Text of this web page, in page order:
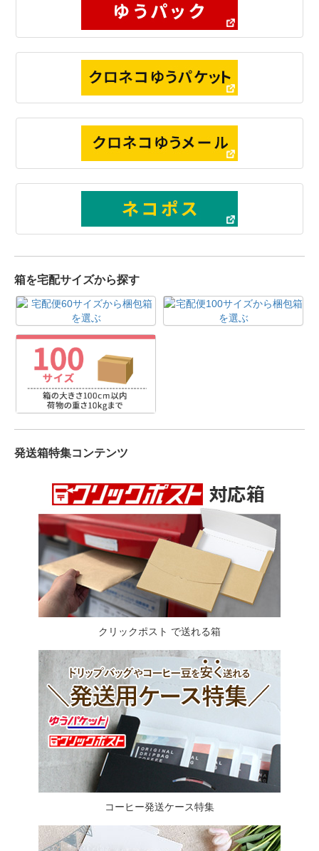
箱を宅配サイズから探す
発送箱特集コンテンツ
クリックポスト で送れる箱
コーヒー発送ケース特集